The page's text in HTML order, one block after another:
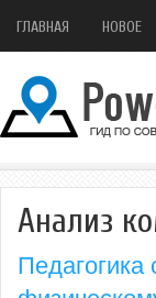
ГЛАВНАЯ НОВОЕ
Анализ
Педагогика